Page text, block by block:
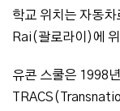
학교 위치는 자동
Rai(괄로라이)에
유콘 스쿨은 1998